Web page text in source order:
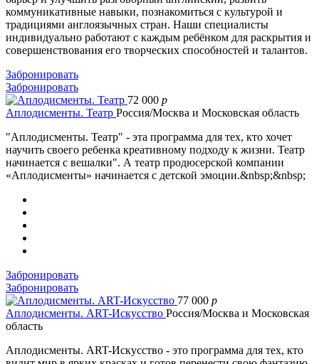
коммуникативные навыки, познакомиться с культурой и
традициями англоязычных стран. Наши специалисты
индивидуально работают с каждым ребёнком для раскрытия и
совершенствования его творческих способностей и талантов.
Забронировать
Забронировать
72 000 p
Аплодисменты. Театр Россия/Москва и Московская область
"Аплодисменты. Театр" - эта программа для тех, кто хочет
научить своего ребенка креативному подходу к жизни. Театр
начинается с вешалки". А театр продюсерской компании
«Аплодисменты» начинается с детской эмоции.&nbsp;&nbsp;
Забронировать
Забронировать
77 000 p
Аплодисменты. ART-Искусство Россия/Москва и Московская
область
Аплодисменты. ART-Искусство - это программа для тех, кто